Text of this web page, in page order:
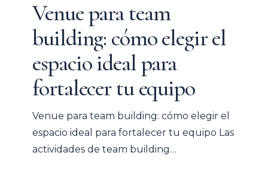
team
building:
cómo
espacio
para
fortalecer
Venue para team
building: cómo elegir el
espacio ideal para
fortalecer tu equipo
Venue para team building: cómo elegir el
espacio ideal para fortalecer tu equipo Las
actividades de team building…